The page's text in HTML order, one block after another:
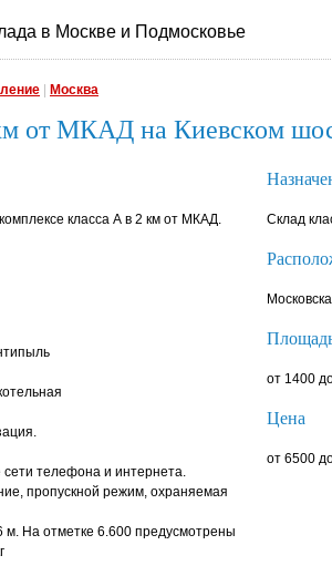
в Москве и Подмосковье
Москва
от МКАД на Киевском
класса А в 2 км от МКАД.
телефона и интернета.
пропускной режим, охраняемая
На отметке 6.600 предусмотрены
Склад
от 1400
Цена
от 6500